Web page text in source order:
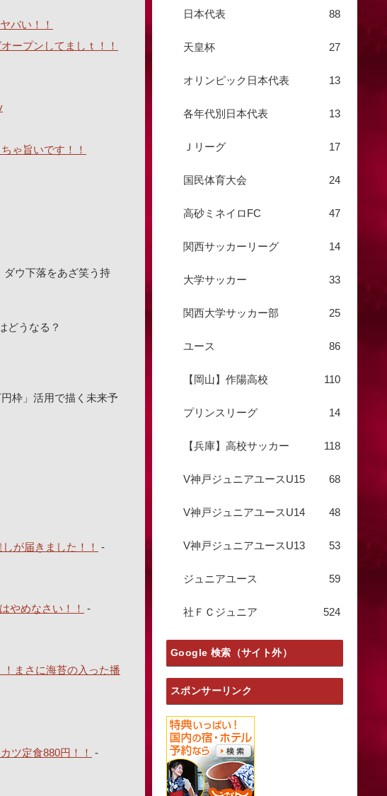
バい！！
ープンしてましｔ！！
ゃ旨いです！！
ダウ下落をあざ笑う持
どうなる？
枠」活用で描く未来予
が届きました！！ -
やめなさい！！ -
まさに海苔の入った播
ツ定食880円！！ -
日本代表 88
天皇杯 27
オリンピック日本代表 13
各年代別日本代表 13
Ｊリーグ 17
国民体育大会 24
高砂ミネイロFC 47
関西サッカーリーグ 14
大学サッカー 33
関西大学サッカー部 25
ユース 86
【岡山】作陽高校 110
プリンスリーグ 14
【兵庫】高校サッカー 118
V神戸ジュニアユースU15 68
V神戸ジュニアユースU14 48
V神戸ジュニアユースU13 53
ジュニアユース 59
社ＦＣジュニア 524
Google 検索（サイト外）
スポンサーリンク